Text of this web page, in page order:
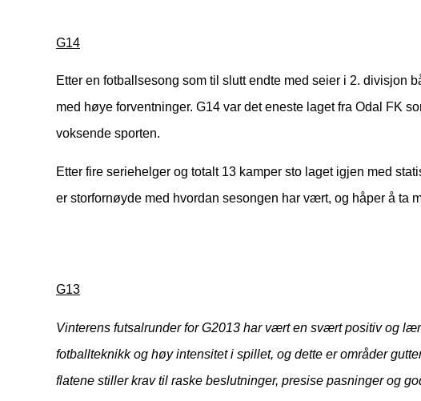
G14
Etter en fotballsesong som til slutt endte med seier i 2. divisjon
med høye forventninger. G14 var det eneste laget fra Odal FK
voksende sporten.
Etter fire seriehelger og totalt 13 kamper sto laget igjen med
er storfornøyde med hvordan sesongen har vært, og håper å ta
G13
Vinterens futsalrunder for G2013 har vært en svært positiv og
fotballteknikk og høy intensitet i spillet, og dette er områder
flatene stiller krav til raske beslutninger, presise pasninger og